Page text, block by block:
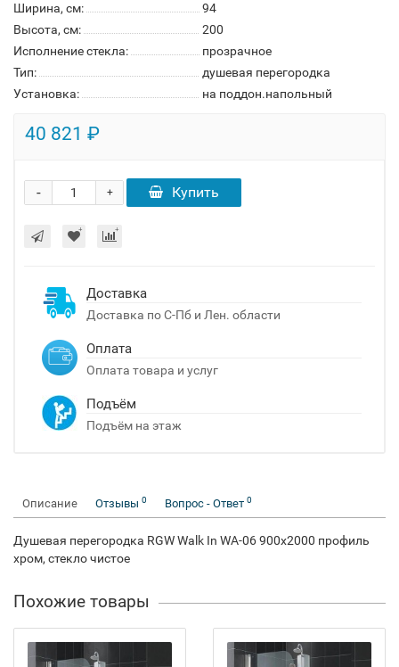
Ширина, см:
94
Высота, см:
200
Исполнение стекла:
прозрачное
Тип:
душевая перегородка
Установка:
на поддон.напольный
40 821 ₽
+
- Купить
Доставка
Доставка по С-Пб и Лен. области
Оплата
Оплата товара и услуг
Подъём
Подъём на этаж
Описание Отзывы 0 Вопрос - Ответ 0
Душевая перегородка RGW Walk In WA-06 900x2000 профиль
хром, стекло чистое
Похожие товары